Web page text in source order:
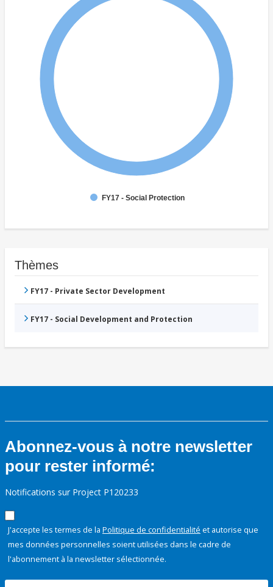
FY17 - Social Protection
Thèmes
FY17 - Private Sector Development
FY17 - Social Development and Protection
Abonnez-vous à notre newsletter
pour rester informé:
Notifications sur Project P120233
J'accepte les termes de la Politique de confidentialité et autorise que
mes données personnelles soient utilisées dans le cadre de
l'abonnement à la newsletter sélectionnée.